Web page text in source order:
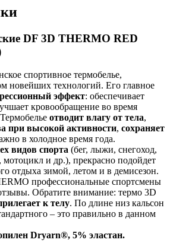
DF 3D THERMO RED
спортивное термобелье,
новейших технологий. Его главное
эффект: обеспечивает
кровообращение во время
отводит влагу от тела,
при высокой активности, сохраняет
в холодное время года.
видов спорта (бег, лыжи, снегоход,
мотоцикл и др.), прекрасно подойдет
отдыха зимой, летом и в демисезон.
профессиональные спортсмены
Обратите внимание: термо 3D
к телу. По длине низ кальсон
– это правильно в данном
Dryarn®, 5% эластан.